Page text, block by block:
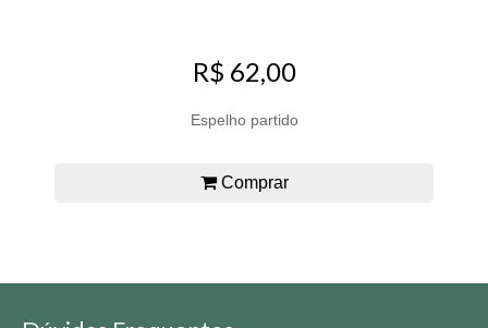
R$ 62,00
Espelho partido
Comprar